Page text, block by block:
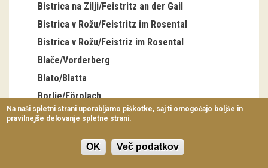
dogodki
Koledar dogodkov
Prireditve
Predavanja
Delavnice
Vodeni ogledi
Bistrica na Zilji/Feistritz an der Gail
Bistrica v Rožu/Feistritz im Rosental
Bistrica v Rožu/Feistriz im Rosental
Blače/Vorderberg
Blato/Blatta
Borlje/Förolach
Borovlje/Ferlach
Brnca/Fürnitz
Na naši spletni strani uporabljamo piškotke, saj ti omogočajo boljše in
pravilnejše delovanje spletne strani.
OK Več podatkov